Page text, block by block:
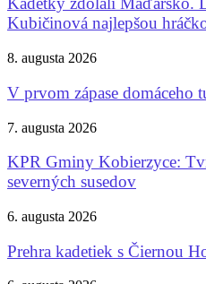
Kubičinová najlepšou
8. augusta 2026
V prvom zápase domáceho
7. augusta 2026
KPR Gminy Kobierzyce:
severných susedov
6. augusta 2026
Prehra kadetiek s Čiernou